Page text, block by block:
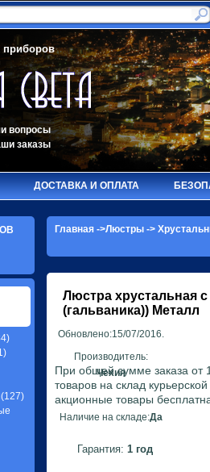
приборов
вопросы
заказы
ДОСТАВКА И ОПЛАТА
Главная ->Люстры ->
Люстра хрустальная
(гальваника)) Металл
Обновлено:15/07/2016.
Производитель:
Чехия
Наличие на складе:Да
Гарантия: 1 год
При общей сумме заказа от
товаров на склад
акционные товары